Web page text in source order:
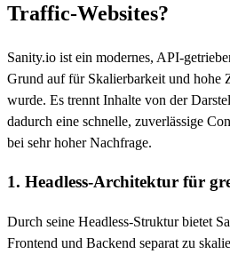
Traffic-Websites?
Sanity.io ist ein modernes, API-
Grund auf für Skalierbarkeit und hohe
wurde. Es trennt Inhalte von der
dadurch eine schnelle, zuverlässige
bei sehr hoher Nachfrage.
1. Headless-Architektur für
Durch seine Headless-Struktur bietet
Frontend und Backend separat zu